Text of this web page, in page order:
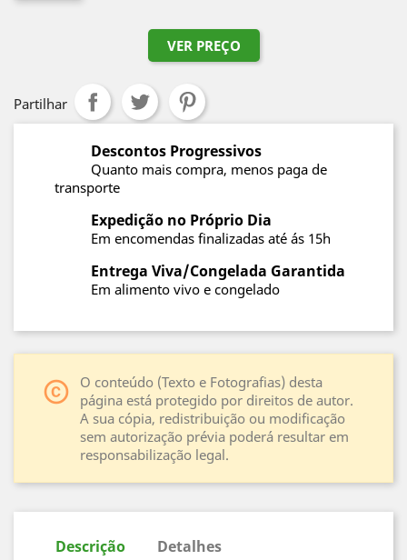
VER PREÇO
Partilhar
Descontos Progressivos
Quanto mais compra, menos paga de
transporte
Expedição no Próprio Dia
Em encomendas finalizadas até ás 15h
Entrega Viva/Congelada Garantida
Em alimento vivo e congelado
copyright
O conteúdo (Texto e Fotografias) desta
página está protegido por direitos de autor.
A sua cópia, redistribuição ou modificação
sem autorização prévia poderá resultar em
responsabilização legal.
Descrição Detalhes